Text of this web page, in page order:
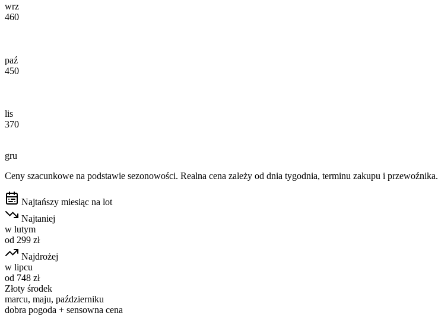
wrz
460
paź
450
lis
370
gru
Ceny szacunkowe na podstawie sezonowości. Realna cena zależy od dnia tygodnia, terminu zakupu i przewoźnika.
Najtańszy miesiąc na lot
Najtaniej
w lutym
od 299 zł
Najdrożej
w lipcu
od 748 zł
Złoty środek
marcu, maju, październiku
dobra pogoda + sensowna cena